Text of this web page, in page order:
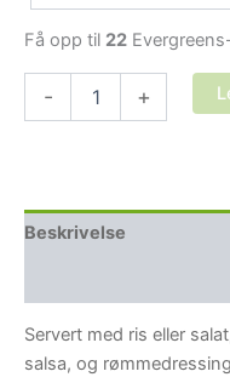
Få opp til 22
- +
Beskrivelse
Servert med ris eller
salsa, og